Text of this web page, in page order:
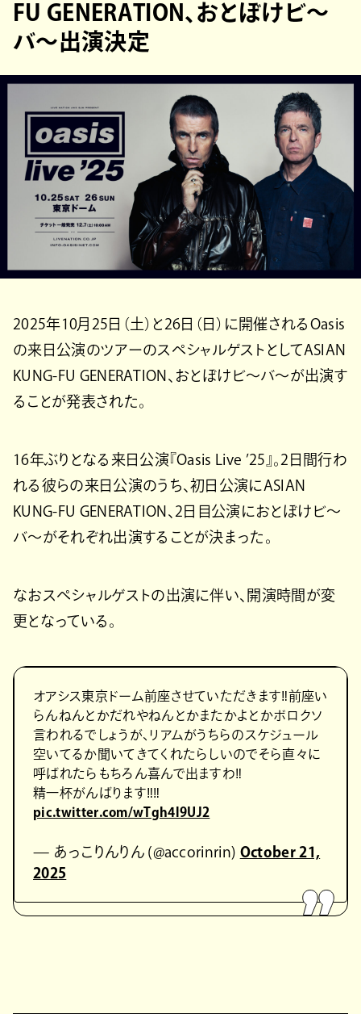
FU GENERATION、おとぼけビ～
バ～出演決定
2025年10月25日（土）と26日（日）に開催されるOasis
の来日公演のツアーのスペシャルゲストとしてASIAN
KUNG-FU GENERATION、おとぼけビ～バ～が出演す
ることが発表された。
16年ぶりとなる来日公演『Oasis Live ’25』。2日間行わ
れる彼らの来日公演のうち、初日公演にASIAN
KUNG-FU GENERATION、2日目公演におとぼけビ～
バ～がそれぞれ出演することが決まった。
なおスペシャルゲストの出演に伴い、開演時間が変
更となっている。
オアシス東京ドーム前座させていただきます‼️前座い
らんねんとかだれやねんとかまたかよとかボロクソ
言われるでしょうが、リアムがうちらのスケジュール
空いてるか聞いてきてくれたらしいのでそら直々に
呼ばれたらもちろん喜んで出ますわ‼️
精一杯がんばります‼️‼️
pic.twitter.com/wTgh4l9UJ2
— あっこりんりん (@accorinrin) October 21,
2025